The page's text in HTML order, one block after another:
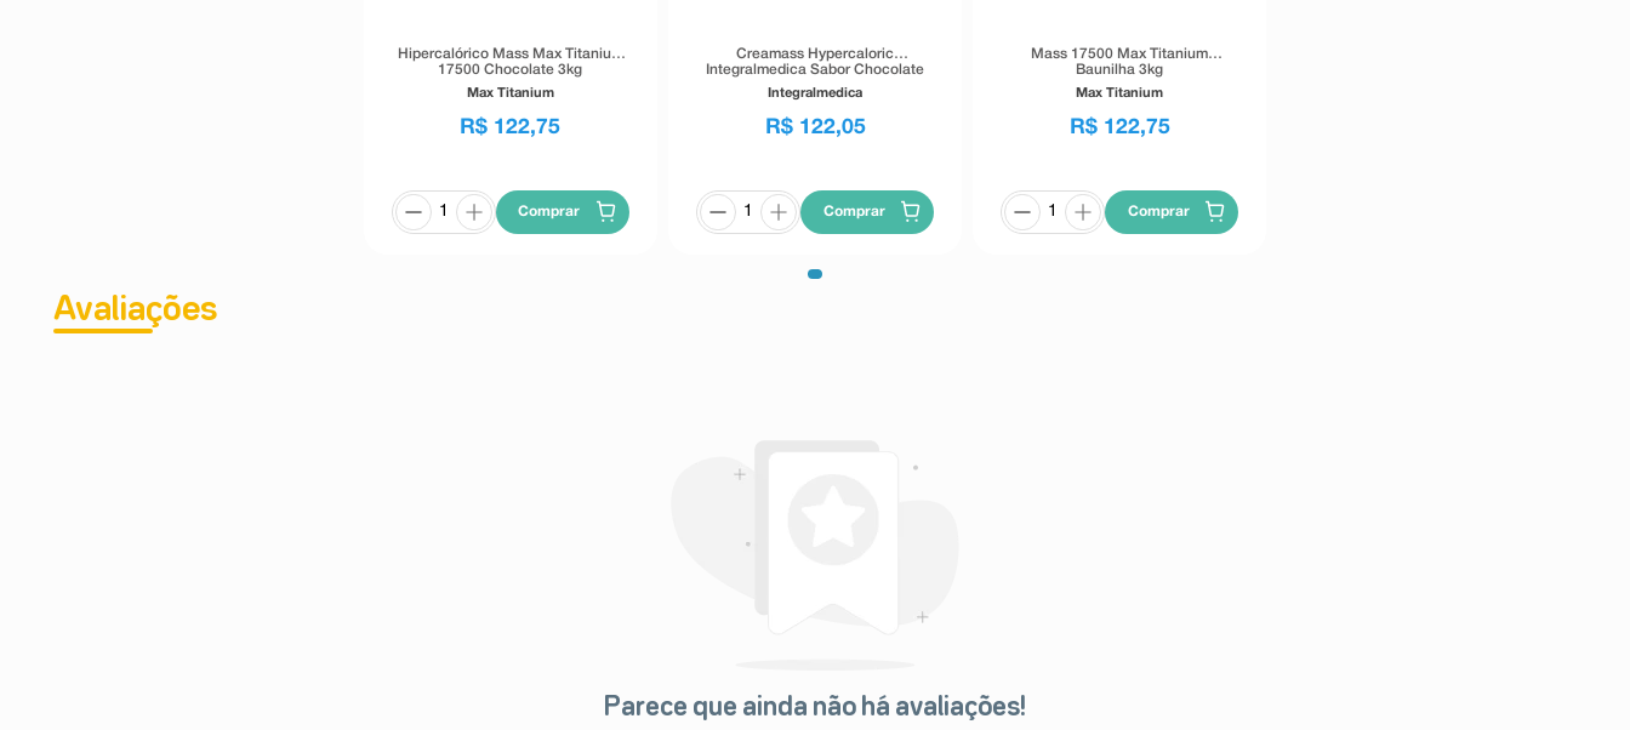
Hipercalórico Mass Max Titanium
17500 Chocolate 3kg
Max Titanium
R$ 122,75
Comprar
Creamass Hypercaloric
Integralmedica Sabor Chocolate
3Kg
Integralmedica
R$ 122,05
Comprar
Mass 17500 Max Titanium
Baunilha 3kg
Max Titanium
R$ 122,75
Comprar
Avaliações
Parece que ainda não há avaliações!